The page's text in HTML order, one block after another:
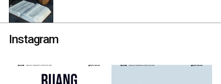
Instagram